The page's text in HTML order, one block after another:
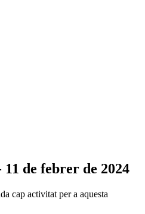
de febrer de 2024
cap activitat per a aquesta